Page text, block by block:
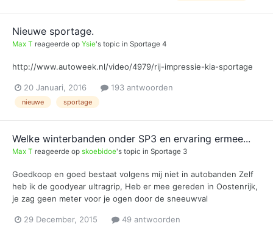
Nieuwe sportage.
Max T reageerde op Ysie's topic in Sportage 4
http://www.autoweek.nl/video/4979/rij-impressie-kia-sportage
20 Januari, 2016 193 antwoorden
nieuwe sportage
Welke winterbanden onder SP3 en ervaring ermee...
Max T reageerde op skoebidoe's topic in Sportage 3
Goedkoop en goed bestaat volgens mij niet in autobanden Zelf
heb ik de goodyear ultragrip, Heb er mee gereden in Oostenrijk,
je zag geen meter voor je ogen door de sneeuwval
29 December, 2015 49 antwoorden